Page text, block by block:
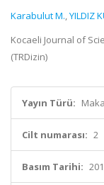
Karabulut M.,YILDIZ
Kocaeli Journal of
(TRDizin)
Yayın Türü:
Cilt numarası: 2
Basım Tarihi: